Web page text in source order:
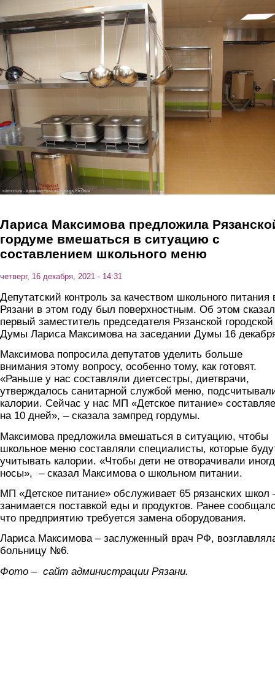
Перейти к основному содержанию
Лариса Максимова предложила
гордуме вмешаться в ситуацию с
составлением школьного меню
четверг, 16 декабря, 2021 - 14:31
Депутатский контроль за качеством школьного питания
Рязани в этом году был поверхностным. Об этом
первый заместитель председателя Рязанской городской
Думы Лариса Максимова на заседании Думы 16
Максимова попросила депутатов уделить больше
внимания этому вопросу, особенно тому, как готовят.
«Раньше у нас составляли диетсестры, диетврачи,
утверждалось санитарной службой меню,
калории. Сейчас у нас МП «Детское питание»
на 10 дней», – сказала зампред гордумы.
Максимова предложила вмешаться в ситуацию, чтобы
школьное меню составляли специалисты, которые
учитывать калории. «Чтобы дети не отворачивали
носы», – сказал Максимова о школьном питании.
МП «Детское питание» обслуживает 65 рязанских школ
занимается поставкой еды и продуктов. Ранее
что предприятию требуется замена оборудования.
Лариса Максимова – заслуженный врач РФ,
больницу №6.
Фото – сайт администрации Рязани.